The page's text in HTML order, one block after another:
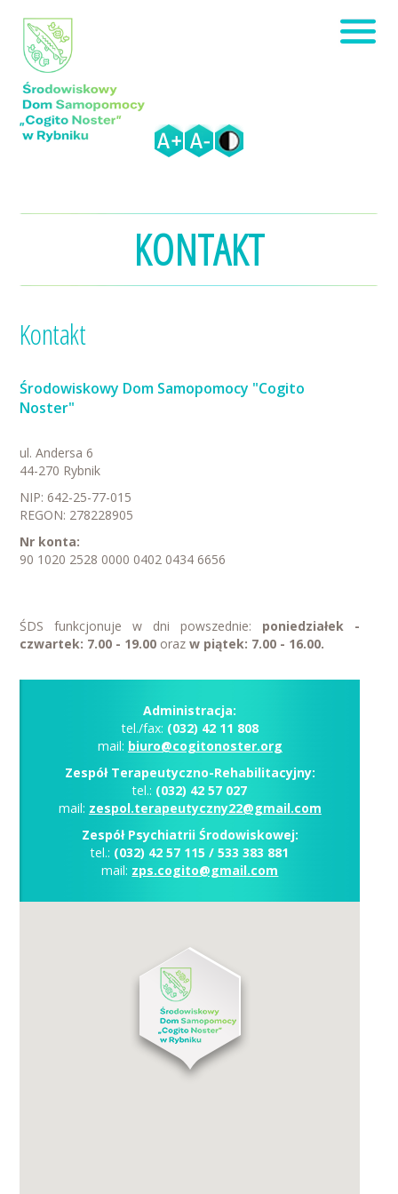
KONTAKT
Kontakt
Środowiskowy Dom Samopomocy "Cogito
Noster"
ul. Andersa 6
44-270 Rybnik
NIP: 642-25-77-015
REGON: 278228905
Nr konta:
90 1020 2528 0000 0402 0434 6656
ŚDS funkcjonuje w dnipowszednie: poniedziałek -
czwartek: 7.00 - 19.00 orazw piątek: 7.00 - 16.00.
Administracja:
tel./fax: (032) 42 11 808
mail: biuro@cogitonoster.org
Zespół Terapeutyczno-Rehabilitacyjny:
tel.: (032) 42 57 027
mail: zespol.terapeutyczny22@gmail.com
Zespół Psychiatrii Środowiskowej:
tel.: (032) 42 57 115 / 533 383 881
mail: zps.cogito@gmail.com